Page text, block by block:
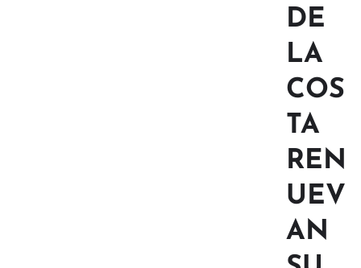
DE
LA
COS
TA
REN
UEV
AN